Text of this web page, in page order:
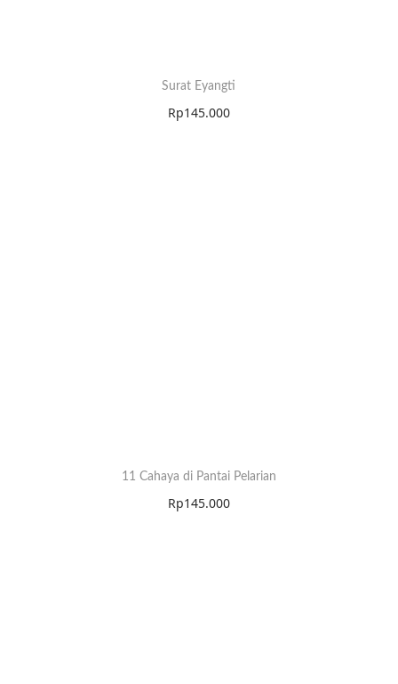
Surat Eyangti
Rp145.000
11 Cahaya di Pantai Pelarian
Rp145.000